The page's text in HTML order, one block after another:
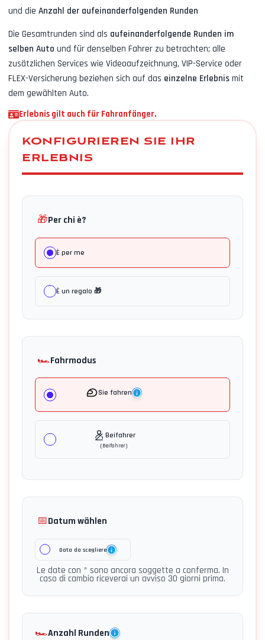
und die Anzahl der aufeinanderfolgenden Runden
Die Gesamtrunden sind als aufeinanderfolgende Runden im
selben Auto und für denselben Fahrer zu betrachten; alle
zusätzlichen Services wie Videoaufzeichnung, VIP-Service oder
FLEX-Versicherung beziehen sich auf das einzelne Erlebnis mit
dem gewählten Auto.
Erlebnis gilt auch für Fahranfänger.
KONFIGURIEREN SIE IHR
ERLEBNIS
🎁Per chi è?
È per me
È un regalo 🎁
🏎️Fahrmodus
Sie fahren
Beifahrer
(Beifahrer)
📅Datum wählen
Data da scegliere
Le date con * sono ancora soggette a conferma. In
caso di cambio riceverai un avviso 30 giorni prima.
🏎️Anzahl Runden